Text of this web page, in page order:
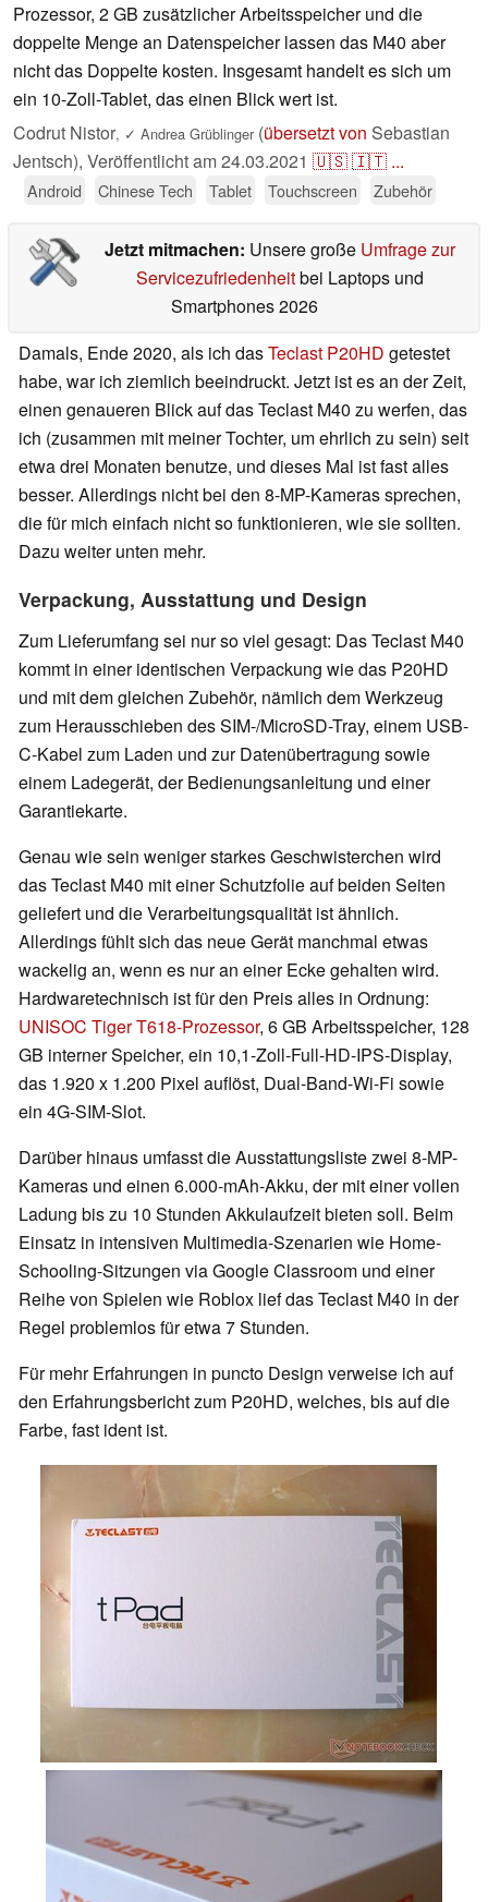
Prozessor, 2 GB zusätzlicher Arbeitsspeicher und die
doppelte Menge an Datenspeicher lassen das M40 aber
nicht das Doppelte kosten. Insgesamt handelt es sich um
ein 10-Zoll-Tablet, das einen Blick wert ist.
Codrut Nistor, ✓ Andrea Grüblinger (übersetzt von Sebastian
Jentsch), Veröffentlicht am24.03.2021 🇺🇸🇮🇹 ...
Android Chinese Tech Tablet Touchscreen Zubehör
Jetzt mitmachen: Unsere große Umfrage zur
Servicezufriedenheitbei Laptops und
Smartphones 2026
Damals, Ende 2020, als ich dasTeclast P20HD getestet
habe, war ich ziemlich beeindruckt. Jetzt ist es an der Zeit,
einen genaueren Blick auf das Teclast M40 zu werfen, das
ich (zusammen mit meiner Tochter, um ehrlich zu sein) seit
etwa drei Monaten benutze, und dieses Mal ist fast alles
besser. Allerdings nicht bei den 8-MP-Kameras sprechen,
die für mich einfach nicht so funktionieren, wie sie sollten.
Dazu weiter unten mehr.
Verpackung, Ausstattung und Design
Zum Lieferumfang sei nur so viel gesagt: Das Teclast M40
kommt in einer identischen Verpackung wie das P20HD
und mit dem gleichen Zubehör, nämlich dem Werkzeug
zum Herausschieben des SIM-/MicroSD-Tray, einem USB-
C-Kabel zum Laden und zur Datenübertragung sowie
einem Ladegerät, der Bedienungsanleitung und einer
Garantiekarte.
Genau wie sein weniger starkes Geschwisterchen wird
das Teclast M40 mit einer Schutzfolie auf beiden Seiten
geliefert und die Verarbeitungsqualität ist ähnlich.
Allerdings fühlt sich das neue Gerät manchmal etwas
wackelig an, wenn es nur an einer Ecke gehalten wird.
Hardwaretechnisch ist für den Preis alles in Ordnung:
UNISOC Tiger T618-Prozessor, 6 GB Arbeitsspeicher, 128
GB interner Speicher, ein 10,1-Zoll-Full-HD-IPS-Display,
das 1.920 x 1.200 Pixel auflöst, Dual-Band-Wi-Fi sowie
ein 4G-SIM-Slot.
Darüber hinaus umfasst die Ausstattungsliste zwei 8-MP-
Kameras und einen 6.000-mAh-Akku, der mit einer vollen
Ladung bis zu 10 Stunden Akkulaufzeit bieten soll. Beim
Einsatz in intensiven Multimedia-Szenarien wie Home-
Schooling-Sitzungen via Google Classroom und einer
Reihe von Spielen wie Roblox lief das Teclast M40 in der
Regel problemlos für etwa 7 Stunden.
Für mehr Erfahrungen in puncto Design verweise ich auf
den Erfahrungsbericht zum P20HD, welches, bis auf die
Farbe, fast ident ist.